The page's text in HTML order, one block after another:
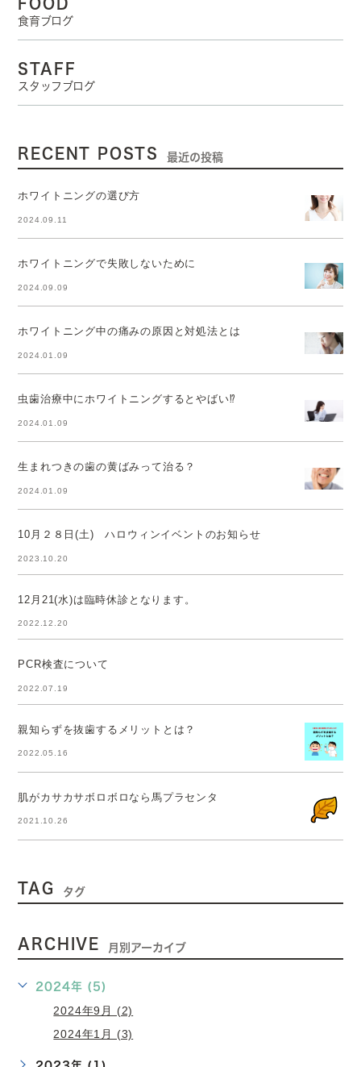
FOOD
食育ブログ
STAFF
スタッフブログ
RECENT POSTS 最近の投稿
ホワイトニングの選び方
2024.09.11
ホワイトニングで失敗しないために
2024.09.09
ホワイトニング中の痛みの原因と対処法とは
2024.01.09
虫歯治療中にホワイトニングするとやばい⁉
2024.01.09
生まれつきの歯の黄ばみって治る？
2024.01.09
10月２８日(土) ハロウィンイベントのお知らせ
2023.10.20
12月21(水)は臨時休診となります。
2022.12.20
PCR検査について
2022.07.19
親知らずを抜歯するメリットとは？
2022.05.16
肌がカサカサボロボロなら馬プラセンタ
2021.10.26
TAG タグ
ARCHIVE 月別アーカイブ
2024年 (5)
2024年9月 (2)
2024年1月 (3)